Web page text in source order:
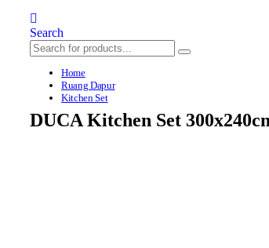
Search
Home
Ruang Dapur
Kitchen Set
DUCA Kitchen Set